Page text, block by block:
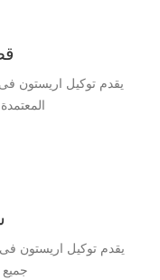
يقدم توكيل اريستون فى
يقدم توكيل اريستون
جميع